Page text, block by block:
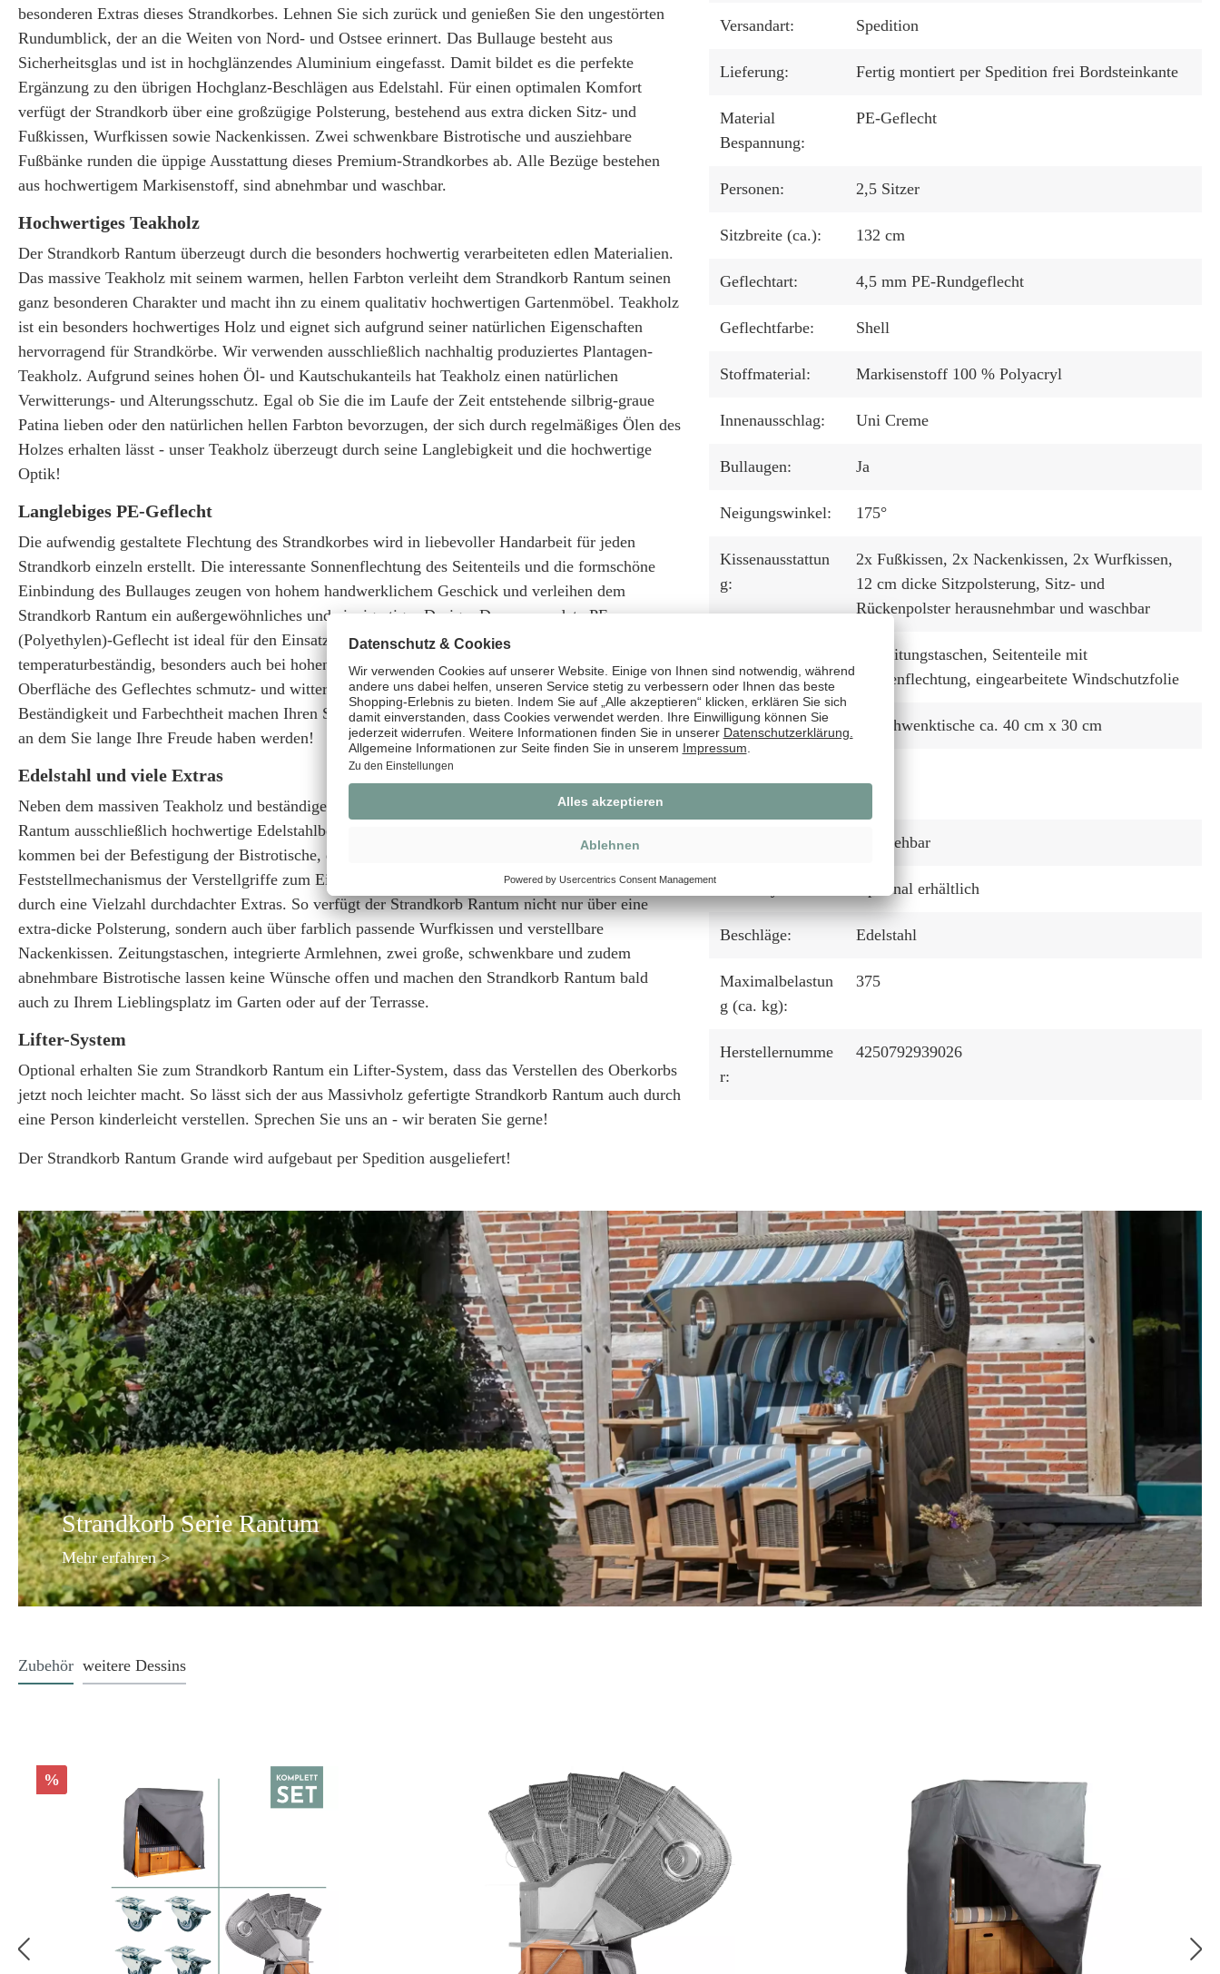
besonderen Extras dieses Strandkorbes. Lehnen Sie sich zurück und genießen Sie den ungestörten
Rundumblick, der an die Weiten von Nord- und Ostsee erinnert. Das Bullauge besteht aus
Sicherheitsglas und ist in hochglänzendes Aluminium eingefasst. Damit bildet es die perfekte
Ergänzung zu den übrigen Hochglanz-Beschlägen aus Edelstahl. Für einen optimalen Komfort
verfügt der Strandkorb über eine großzügige Polsterung, bestehend aus extra dicken Sitz- und
Fußkissen, Wurfkissen sowie Nackenkissen. Zwei schwenkbare Bistrotische und ausziehbare
Fußbänke runden die üppige Ausstattung dieses Premium-Strandkorbes ab. Alle Bezüge bestehen
aus hochwertigem Markisenstoff, sind abnehmbar und waschbar.
Hochwertiges Teakholz
Der Strandkorb Rantum überzeugt durch die besonders hochwertig verarbeiteten edlen Materialien.
Das massive Teakholz mit seinem warmen, hellen Farbton verleiht dem Strandkorb Rantum seinen
ganz besonderen Charakter und macht ihn zu einem qualitativ hochwertigen Gartenmöbel. Teakholz
ist ein besonders hochwertiges Holz und eignet sich aufgrund seiner natürlichen Eigenschaften
hervorragend für Strandkörbe. Wir verwenden ausschließlich nachhaltig produziertes Plantagen-
Teakholz. Aufgrund seines hohen Öl- und Kautschukanteils hat Teakholz einen natürlichen
Verwitterungs- und Alterungsschutz. Egal ob Sie die im Laufe der Zeit entstehende silbrig-graue
Patina lieben oder den natürlichen hellen Farbton bevorzugen, der sich durch regelmäßiges Ölen des
Holzes erhalten lässt - unser Teakholz überzeugt durch seine Langlebigkeit und die hochwertige
Optik!
Langlebiges PE-Geflecht
Die aufwendig gestaltete Flechtung des Strandkorbes wird in liebevoller Handarbeit für jeden
Strandkorb einzeln erstellt. Die interessante Sonnenflechtung des Seitenteils und die formschöne
Einbindung des Bullauges zeugen von hohem handwerklichem Geschick und verleihen dem
Strandkorb Rantum ein außergewöhnliches und einzigartiges Design. Das verwendete PE
(Polyethylen)-Geflecht ist ideal für den Einsatz im Freien, denn es ist robust und
temperaturbeständig, besonders auch bei hohen Temperaturschwankungen. Zudem ist die glatte
Oberfläche des Geflechtes schmutz- und witterungsabweisend. Weitere Vorteile wie UV-
Beständigkeit und Farbechtheit machen Ihren Strandkorb Rantum zu einem langjährigen Begleiter,
an dem Sie lange Ihre Freude haben werden!
Edelstahl und viele Extras
Neben dem massiven Teakholz und beständigen PE-Geflecht verwenden wir für unseren Strandkorb
Rantum ausschließlich hochwertige Edelstahlbeschläge aus V2A-Edelstahl. Diese Beschläge
kommen bei der Befestigung der Bistrotische, der Verstärkung der unteren Ecken und beim
Feststellmechanismus der Verstellgriffe zum Einsatz. Komplettiert wird der Strandkorb Rantum
durch eine Vielzahl durchdachter Extras. So verfügt der Strandkorb Rantum nicht nur über eine
extra-dicke Polsterung, sondern auch über farblich passende Wurfkissen und verstellbare
Nackenkissen. Zeitungstaschen, integrierte Armlehnen, zwei große, schwenkbare und zudem
abnehmbare Bistrotische lassen keine Wünsche offen und machen den Strandkorb Rantum bald
auch zu Ihrem Lieblingsplatz im Garten oder auf der Terrasse.
Lifter-System
Optional erhalten Sie zum Strandkorb Rantum ein Lifter-System, dass das Verstellen des Oberkorbs
jetzt noch leichter macht. So lässt sich der aus Massivholz gefertigte Strandkorb Rantum auch durch
eine Person kinderleicht verstellen. Sprechen Sie uns an - wir beraten Sie gerne!
Der Strandkorb Rantum Grande wird aufgebaut per Spedition ausgeliefert!
Versandart: Spedition
Lieferung: Fertig montiert per Spedition frei Bordsteinkante
Material
Bespannung:
PE-Geflecht
Personen: 2,5 Sitzer
Sitzbreite (ca.): 132 cm
Geflechtart: 4,5 mm PE-Rundgeflecht
Geflechtfarbe: Shell
Stoffmaterial: Markisenstoff 100 % Polyacryl
Innenausschlag: Uni Creme
Bullaugen: Ja
Neigungswinkel: 175°
Kissenausstattun
g:
2x Fußkissen, 2x Nackenkissen, 2x Wurfkissen,
12 cm dicke Sitzpolsterung, Sitz- und
Rückenpolster herausnehmbar und waschbar
2x Zeitungstaschen, Seitenteile mit
Sonnenflechtung, eingearbeitete Windschutzfolie
Tisch: 2x Schwenktische ca. 40 cm x 30 cm
Ausziehbar
Optional erhältlich
Beschläge: Edelstahl
Maximalbelastun
g (ca. kg):
375
Herstellernumme
r:
4250792939026
Strandkorb Serie Rantum
Mehr erfahren>
Zubehör weitere Dessins
%